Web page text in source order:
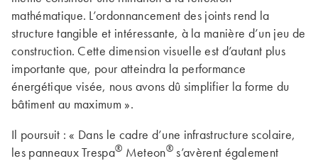
mathématique. L’ordonnancement des joints rend la
structure tangible et intéressante, à la manière d’un jeu de
construction. Cette dimension visuelle est d’autant plus
importante que, pour atteindra la performance
énergétique visée, nous avons dû simplifier la forme du
bâtiment au maximum ».
Il poursuit : « Dans le cadre d’une infrastructure scolaire,
les panneaux Trespa® Meteon® s’avèrent également